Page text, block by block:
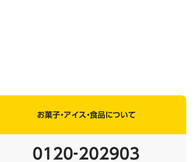
お菓子・アイス・食品について
0120‐202903